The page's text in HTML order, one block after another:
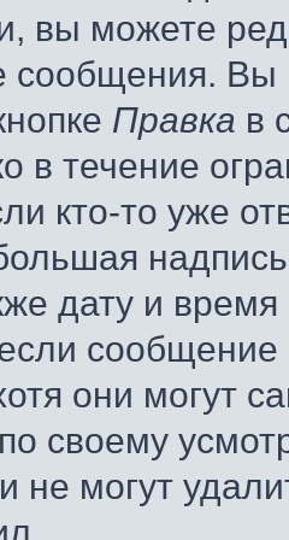
вы можете
сообщения. Вы
Правка в
в течение
кто-то уже
дату и
они могут
своему
не могут